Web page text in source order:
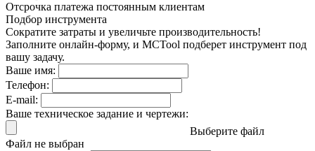
Отсрочка платежа постоянным клиентам
Подбор инструмента
Сократите затраты и увеличьте производительность!
Заполните онлайн-форму, и MCTool подберет инструмент под
вашу задачу.
Ваше имя:
Телефон:
E-mail:
Ваше техническое задание и чертежи:
Выберите файл
Файл не выбран